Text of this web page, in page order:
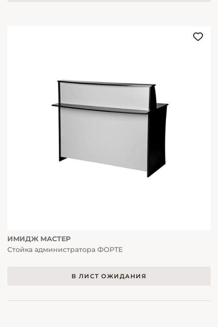
ИМИДЖ МАСТЕР
Стойка администратора ФОРТЕ
В ЛИСТ ОЖИДАНИЯ